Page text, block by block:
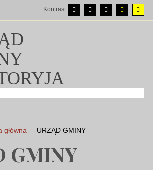
Kontrast
główna URZĄD GMINY
GMINY